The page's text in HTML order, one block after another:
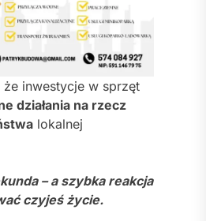
inwestycje w sprzęt
działania na rzecz
lokalnej
– a szybka reakcja
czyjeś życie.